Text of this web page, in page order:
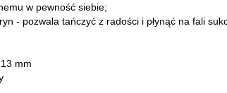
w pewność siebie;
- pozwala tańczyć z radości i płynąć na fali
mm